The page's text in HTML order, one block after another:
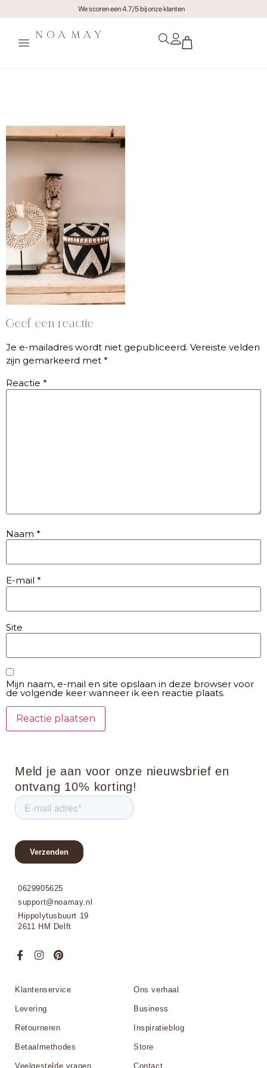
We scoren een 4.7/5 bij onze klanten
Geef een reactie
Je e-mailadres wordt niet gepubliceerd. Vereiste velden
zijn gemarkeerd met *
Reactie *
Naam *
E-mail *
Site
Mijn naam, e-mail en site opslaan in deze browser voor
de volgende keer wanneer ik een reactie plaats.
Meld je aan voor onze nieuwsbrief en
ontvang 10% korting!
0629905625
support@noamay.nl
Hippolytusbuurt 19
2611 HM Delft
Klantenservice
Levering
Retourneren
Betaalmethodes
Veelgestelde vragen
Ons verhaal
Business
Inspiratieblog
Store
Contact